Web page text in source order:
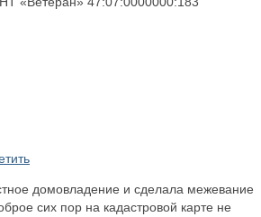
домовладение и сделала межевание
сих пор на кадастровой карте не